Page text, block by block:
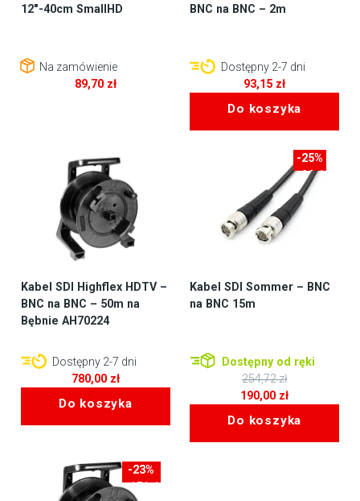
12″-40cm SmallHD
Na zamówienie
89,70 zł
BNC na BNC – 2m
Dostępny 2-7 dni
93,15 zł
Do koszyka
Kabel SDI Highflex HDTV –
BNC na BNC – 50m na
Bębnie AH70224
Dostępny 2-7 dni
780,00 zł
Do koszyka
-25%
-64zł
Kabel SDI Sommer – BNC
na BNC 15m
Dostępny od ręki
254,72zł
wynosiła:
254,72 zł.
190,00 zł
wynosi:
Do koszyka
-23%
-151zł